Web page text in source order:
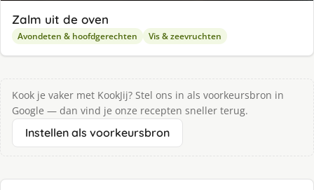
Zalm uit de oven
Avondeten & hoofdgerechten Vis & zeevruchten
Kook je vaker met KookJij? Stel ons in als voorkeursbron in
Google — dan vind je onze recepten sneller terug.
Instellen als voorkeursbron